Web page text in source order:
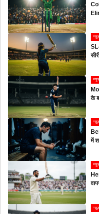
न्यूज
न्यूज
के
न्यूज
में
न्यूज
न्यूज